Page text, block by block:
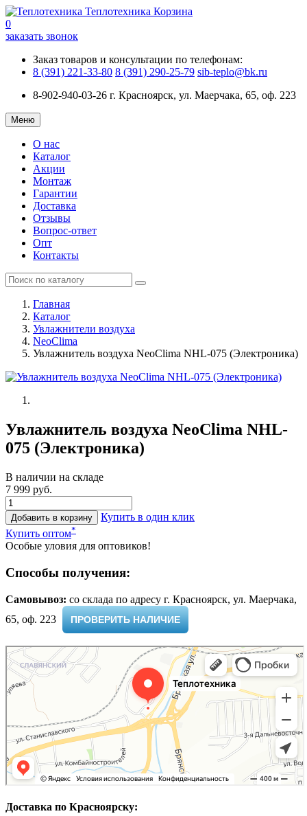
Теплотехника Корзина
0
заказать звонок
Заказ товаров и консультации по телефонам:
8 (391) 221-33-80 8 (391) 290-25-79 sib-teplo@bk.ru
8-902-940-03-26 г. Красноярск, ул. Маерчака, 65, оф. 223
Меню
О нас
Каталог
Акции
Монтаж
Гарантии
Доставка
Отзывы
Вопрос-ответ
Опт
Контакты
Главная
Каталог
Увлажнители воздуха
NeoClima
Увлажнитель воздуха NeoClima NHL-075 (Электроника)
Увлажнитель воздуха NeoClima NHL-
075 (Электроника)
В наличии на складе
7 999 руб.
Добавить в корзину
Купить в один клик
Купить оптом*
Особые уловия для оптовиков!
Способы получения:
Самовывоз: cо склада по адресу г. Красноярск, ул. Маерчака,
65, оф. 223 ​
ПРОВЕРИТЬ НАЛИЧИЕ
Доставка по Красноярску: